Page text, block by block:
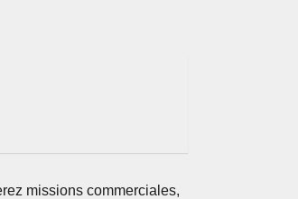
missions commerciales,